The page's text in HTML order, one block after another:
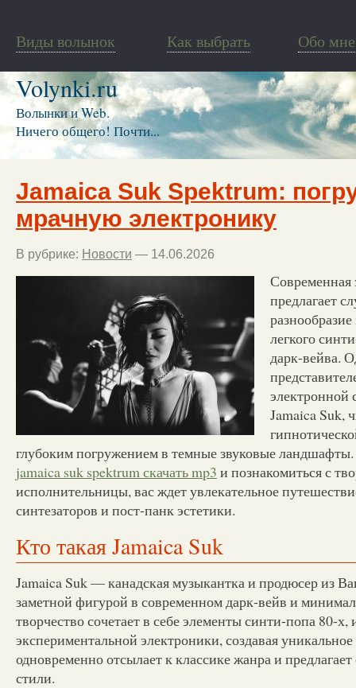
Виды волынок Как выбрать Обо мне
Volynki.ru
Волынки и Web.
Ничего общего! Почти...
Jamaica Suk Spektrum:
мрачную электронику
В рубрике: Новости — 14.06.2026
Современная
предлагает
легкого
дарк-вейва.
электронной
Jamaica Suk,
глубоким погружением в темные звуковые
jamaica suk spektrum скачать mp3 и познакомиться с
исполнительницы, вас ждет увлекательное
синтезаторов и пост-панк эстетики.
Кто такая Jamaica Suk
Jamaica Suk — канадская музыкантка и продюсер из
заметной фигурой в современном дарк-вейв и
творчество сочетает в себе элементы синти-попа 80-х,
экспериментальной электроники, создавая уникальное
одновременно отсылает к классике жанра и
стили.